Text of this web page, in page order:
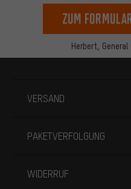
Herbert,
zum
VERSAND
PAKETVERFOLGUNG
WIDERRUF
Passendere Angebote